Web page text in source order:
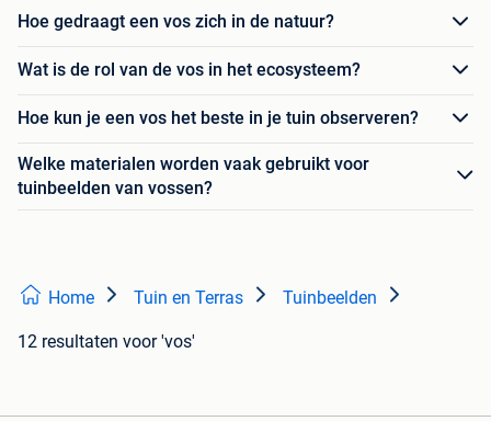
Hoe gedraagt een vos zich in de natuur?
Wat is de rol van de vos in het ecosysteem?
Hoe kun je een vos het beste in je tuin observeren?
Welke materialen worden vaak gebruikt voor
tuinbeelden van vossen?
Home Tuin en Terras Tuinbeelden
12 resultaten voor 'vos'